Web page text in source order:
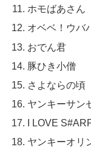
ホモばあさん
オベベ！ウバ
おでん君
豚ひき小僧
さよならの頃
ヤンキーサン
I LOVE
ヤンキーオリ